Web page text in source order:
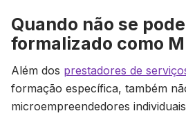
Quando não se
formalizado como
Além dos prestadores de
formação específica, também
microempreendedores